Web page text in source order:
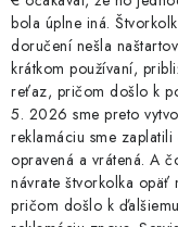
bola úplne iná.
doručení nešla
krátkom používaní,
reťaz, pričom došlo k
5. 2026 sme preto
reklamáciu sme
opravená a vrátená. A
návrate štvorkolka
pričom došlo k